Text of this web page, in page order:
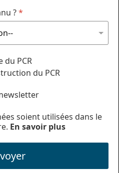
?*
du PCR
du PCR
soient utilisées dans le
En savoir plus